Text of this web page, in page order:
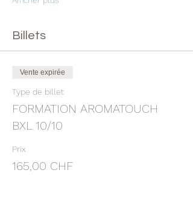
Billets
Vente expirée
Type de billet
FORMATION AROMATOUCH
BXL 10/10
Prix
165,00 CHF